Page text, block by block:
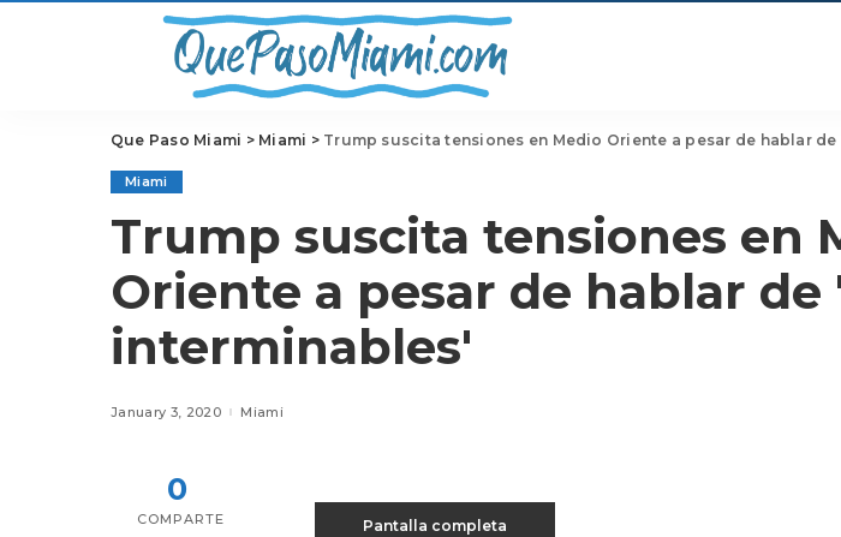
Que Paso Miami > Miami > Trump suscita tensiones en Medio Oriente a pesar de hablar
Miami
Trump suscita tensiones en
Oriente a pesar de hablar de
interminables'
January 3, 2020 Miami
0
COMPARTE Pantalla completa